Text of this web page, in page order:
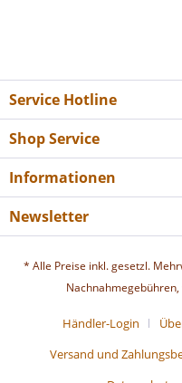
Service Hotline
Shop Service
Informationen
Newsletter
* Alle Preise inkl. gesetzl.
Händler-Login
Versand und